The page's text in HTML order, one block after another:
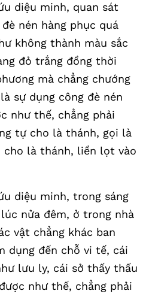
diệu minh, quan sát
nén hàng phục quá
không thành màu sắc
đỏ trắng đồng thời
mà chẳng chướng
sự dụng công đè nén
như thế, chẳng phải
tự cho là thánh, gọi là
cho là thánh, liền lọt vào
diệu minh, trong sáng
nửa đêm, ở trong nhà
vật chẳng khác ban
dụng đến chỗ vi tế, cái
lưu ly, cái sở thấy thấu
như thế, chẳng phải